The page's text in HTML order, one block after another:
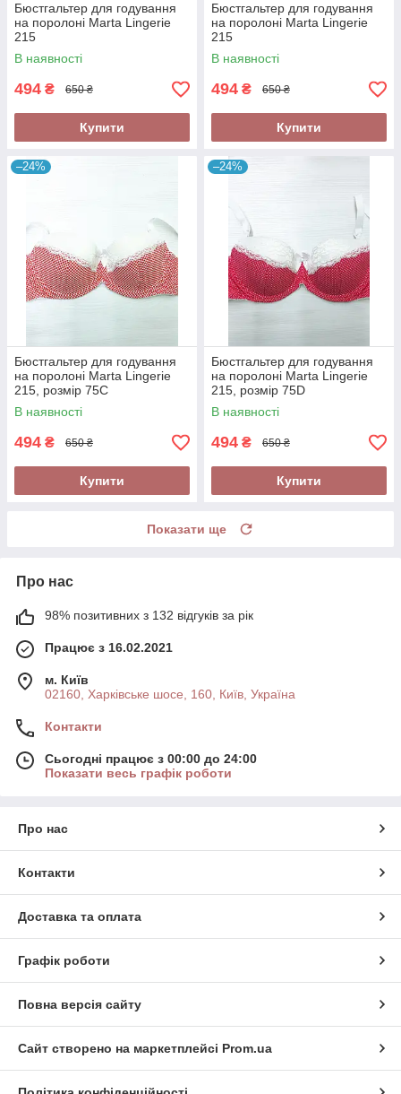
Бюстгальтер для годування
на поролоні Marta Lingerie
215
В наявності
494 ₴ 650 ₴
Купити
Бюстгальтер для годування
на поролоні Marta Lingerie
215
В наявності
494 ₴ 650 ₴
Купити
–24%
Бюстгальтер для годування
на поролоні Marta Lingerie
215, розмір 75С
В наявності
494 ₴ 650 ₴
Купити
–24%
Бюстгальтер для годування
на поролоні Marta Lingerie
215, розмір 75D
В наявності
494 ₴ 650 ₴
Купити
Показати ще
Про нас
98% позитивних з 132 відгуків за рік
Працює з 16.02.2021
м. Київ
02160, Харківське шосе, 160, Київ, Україна
Контакти
Сьогодні працює з 00:00 до 24:00
Показати весь графік роботи
Про нас
Контакти
Доставка та оплата
Графік роботи
Повна версія сайту
Сайт створено на маркетплейсі Prom.ua